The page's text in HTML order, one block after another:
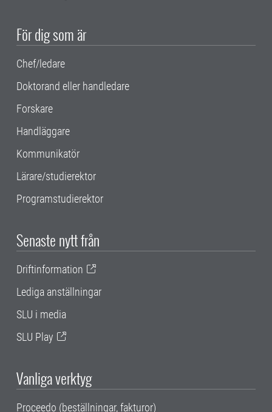
För dig som är
Chef/ledare
Doktorand eller handledare
Forskare
Handläggare
Kommunikatör
Lärare/studierektor
Programstudierektor
Senaste nytt från
Driftinformation
Lediga anställningar
SLU i media
SLU Play
Vanliga verktyg
Proceedo (beställningar, fakturor)